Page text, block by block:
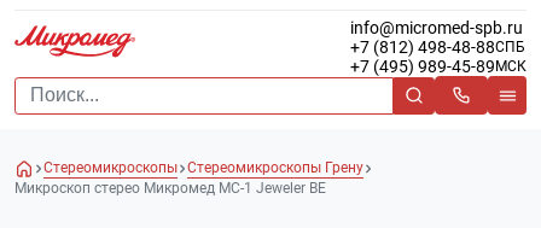
info@micromed-spb.ru
+7 (812) 498-48-88СПБ
+7 (495) 989-45-89 МСК
Стереомикроскопы Стереомикроскопы Грену
Микроскоп стерео Микромед MC-1 Jeweler BE